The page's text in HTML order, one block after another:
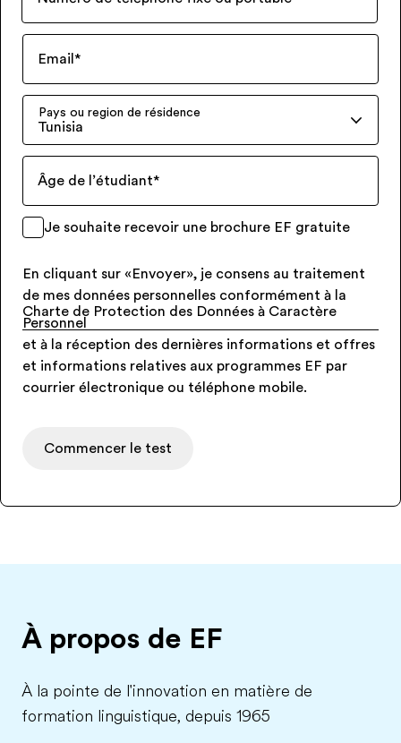
Email *
Pays ou region de résidence
Tunisia
Âge de l’étudiant*
Je souhaite recevoir une brochure EF gratuite
En cliquant sur «Envoyer», je consens au traitement
de mes données personnelles conformément à la
Charte de Protection des Données à Caractère
Personnel
et à la réception des dernières informations et offres
et informations relatives aux programmes EF par
courrier électronique ou téléphone mobile.
Commencer le test
À propos de EF
À la pointe de l'innovation en matière de
formation linguistique, depuis 1965